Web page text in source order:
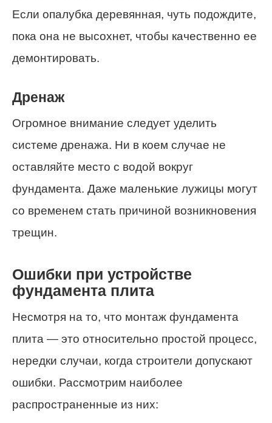
Если опалубка деревянная, чуть подождите,
пока она не высохнет, чтобы качественно ее
демонтировать.
Дренаж
Огромное внимание следует уделить
системе дренажа. Ни в коем случае не
оставляйте место с водой вокруг
фундамента. Даже маленькие лужицы могут
со временем стать причиной возникновения
трещин.
Ошибки при устройстве
фундамента плита
Несмотря на то, что монтаж фундамента
плита — это относительно простой процесс,
нередки случаи, когда строители допускают
ошибки. Рассмотрим наиболее
распространенные из них: